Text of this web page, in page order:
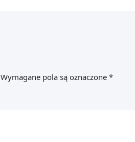
Wymagane pola są oznaczone *